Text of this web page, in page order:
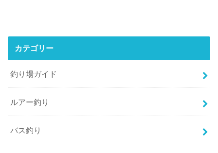
カテゴリー
釣り場ガイド
ルアー釣り
バス釣り